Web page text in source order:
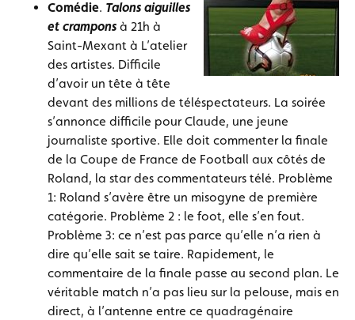
Comédie. Talons aiguilles
et crampons à 21h à
Saint-Mexant à L’atelier
des artistes. Difficile
d’avoir un tête à tête
devant des millions de téléspectateurs. La soirée
s’annonce difficile pour Claude, une jeune
journaliste sportive. Elle doit commenter la finale
de la Coupe de France de Football aux côtés de
Roland, la star des commentateurs télé. Problème
1: Roland s’avère être un misogyne de première
catégorie. Problème 2 : le foot, elle s’en fout.
Problème 3: ce n’est pas parce qu’elle n’a rien à
dire qu’elle sait se taire. Rapidement, le
commentaire de la finale passe au second plan. Le
véritable match n’a pas lieu sur la pelouse, mais en
direct, à l’antenne entre ce quadragénaire